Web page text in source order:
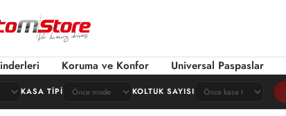
Koruma ve Konfor Universal Paspaslar
KASA TIPI KOLTUK SAYISI